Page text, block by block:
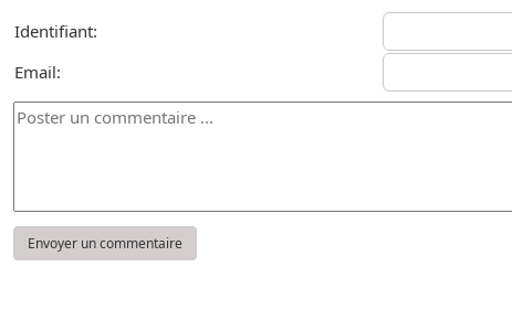
Identifiant:
Email: